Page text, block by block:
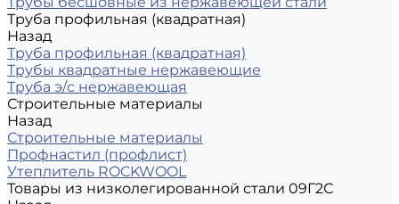
Труба профильная (квадратная)
Назад
Труба профильная (квадратная)
Трубы квадратные нержавеющие
Труба э/с нержавеющая
Строительные материалы
Назад
Строительные материалы
Профнастил (профлист)
Утеплитель ROCKWOOL
Товары из низколегированной стали 09Г2С